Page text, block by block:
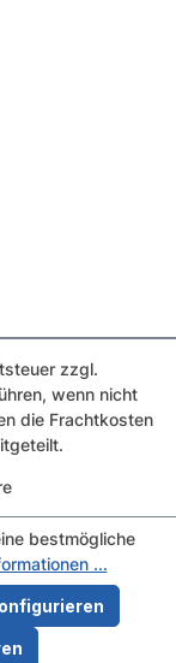
zzgl.
wenn nicht
die Frachtkosten
bestmögliche
...